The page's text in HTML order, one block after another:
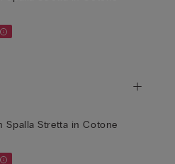
Spalla Stretta in Cotone